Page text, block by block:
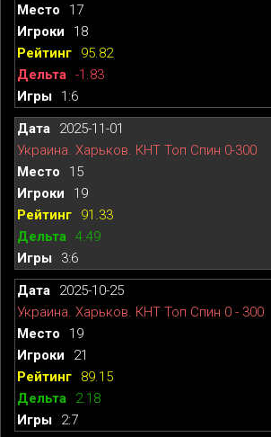
17
18
95.82
-1.83
1:6
2025-11-01
Украина. Харьков. КНТ Топ Спин 0-300
15
19
91.33
4.49
3:6
2025-10-25
Украина. Харьков. КНТ Топ Спин 0 - 300
19
21
89.15
2.18
2:7